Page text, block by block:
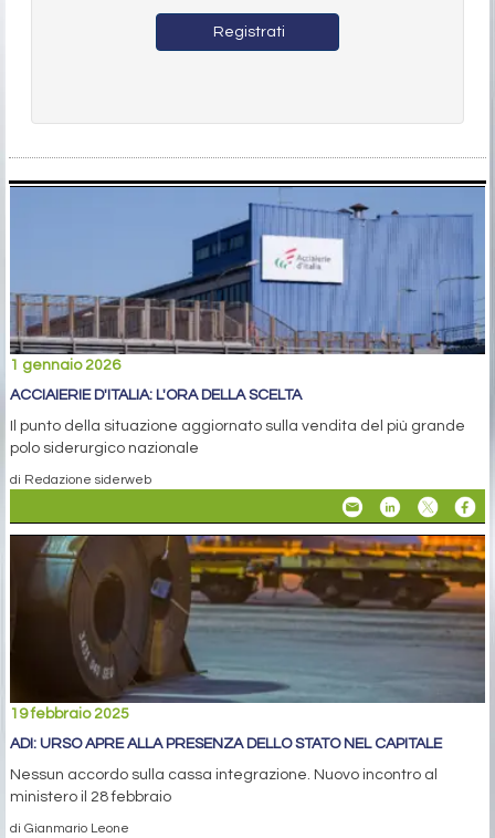
Registrati
1 gennaio 2026
ACCIAIERIE D'ITALIA: L'ORA DELLA SCELTA
Il punto della situazione aggiornato sulla vendita del più grande
polo siderurgico nazionale
di Redazione siderweb
19 febbraio 2025
ADI: URSO APRE ALLA PRESENZA DELLO STATO NEL CAPITALE
Nessun accordo sulla cassa integrazione. Nuovo incontro al
ministero il 28 febbraio
di Gianmario Leone